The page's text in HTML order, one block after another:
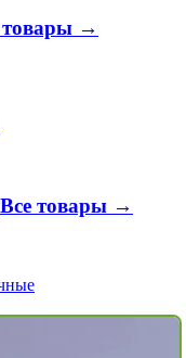
товары →
Все товары →